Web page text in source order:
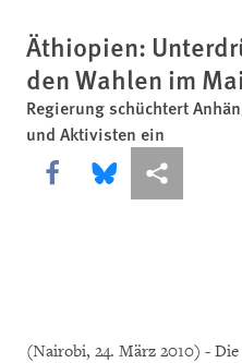
Äthiopien:
den Wahlen im Mai
Regierung schüchtert
und Aktivisten ein
Share this via Facebook
Share this via
More
(Nairobi, 24. März 2010) -